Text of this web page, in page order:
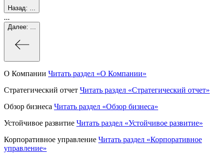
Назад:
...
Далее:
О Компании Читать раздел «О Компании»
Стратегический отчет Читать раздел «Стратегический отчет»
Обзор бизнеса Читать раздел «Обзор бизнеса»
Устойчивое развитие Читать раздел «Устойчивое развитие»
Корпоративное управление Читать раздел «Корпоративное
управление»